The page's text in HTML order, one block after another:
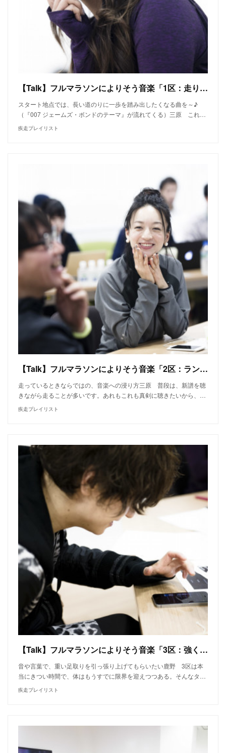
【Talk】フルマラソンによりそう音楽「1区：走り出したくなる曲」──金井政人（BIGMAMA）、鹿野淳、高山都、三原勇希
スタート地点では、長い道のりに一歩を踏み出したくなる曲を～♪
（『007 ジェームズ・ボンドのテーマ』が流れてくる）三原 これ…
疾走プレイリスト
【Talk】フルマラソンによりそう音楽「2区：ランの楽しみを深めてくれる曲」──金井政人（BIGMAMA）、鹿野淳、高山都、三原勇希
走っているときならではの、音楽への浸り方三原 普段は、新譜を聴
きながら走ることが多いです。あれもこれも真剣に聴きたいから、…
疾走プレイリスト
【Talk】フルマラソンによりそう音楽「3区：強く背中を押してくれる曲」──金井政人（BIGMAMA）、鹿野淳、高山都、三原勇希
音や言葉で、重い足取りを引っ張り上げてもらいたい鹿野 3区は本
当にきつい時間で、体はもうすでに限界を迎えつつある。そんなタ…
疾走プレイリスト